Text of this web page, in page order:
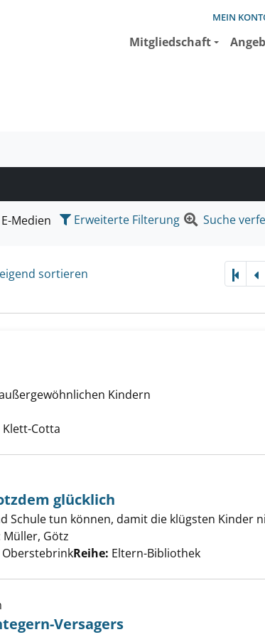
MEIN
Mitgliedschaft
suchen wollen.
E-Medien Erweiterte Filterung Suche
sortieren
anzeigen
Kindern
Cotta
- und trotzdem glücklich anzeigen
glücklich
Schule tun können, damit die klügsten Kinder
Müller, Götz
OberstebrinkReihe: Eltern-Bibliothek
Versagers